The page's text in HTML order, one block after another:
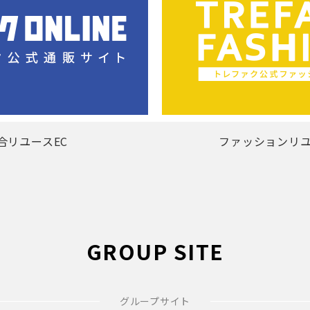
リユースEC ファッションリ
GROUP SITE
グループサイト